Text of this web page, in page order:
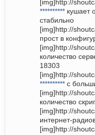
[img]http://
********** кушает
стабильно
[img]http://
прост в
[img]http://
количество
18303
[img]http://
********** с
[img]http://
количество
[img]http://
интернет-
[img]http://